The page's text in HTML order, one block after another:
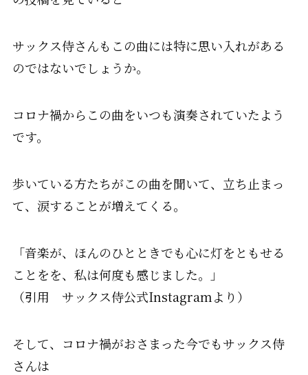
サックス侍さんもこの曲には特に思い入れがある
のではないでしょうか。
コロナ禍からこの曲をいつも演奏されていたよう
です。
歩いている方たちがこの曲を聞いて、立ち止まっ
て、涙することが増えてくる。
「音楽が、ほんのひとときでも心に灯をともせる
ことをを、私は何度も感じました。」
（引用 サックス侍公式Instagramより）
そして、コロナ禍がおさまった今でもサックス侍
さんは